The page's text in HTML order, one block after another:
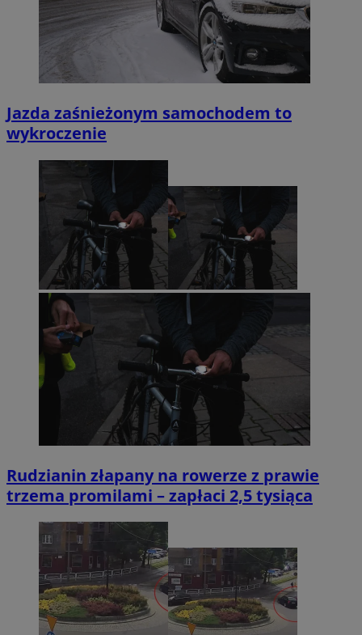
Jazda zaśnieżonym samochodem to
wykroczenie
Rudzianin złapany na rowerze z prawie
trzema promilami – zapłaci 2,5 tysiąca